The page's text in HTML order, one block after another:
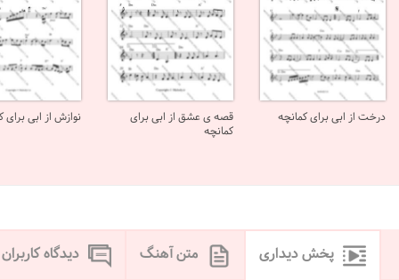
درخت از ابی برای کمانچه
قصه ی عشق از ابی برای
کمانچه
نوازش از ابی برای
پخش دیداری متن آهنگ دیدگاه کاربران